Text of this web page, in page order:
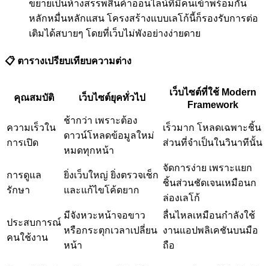
ขยายเป็นห้างสรรพสินค้าออนไลน์ที่มีคนเข้าพร้อมกัน
หลักหมื่นหลักแสน โครงสร้างแบบเลโก้นี้ก็รองรับการต่อ
เติมได้สบายๆ โดยที่เว็บไม่พังอย่างง่ายดาย
📋 ตารางเปรียบเทียบความต่าง
คุณสมบัติ เว็บไซต์ยุคทั่วไป
เว็บไซต์ที่ใช้ Modern
Framework
ความเร็วใน
การเปิด
ช้ากว่า เพราะต้อง
ดาวน์โหลดข้อมูลใหม่
หมดทุกหน้า
เร็วมาก โหลดเฉพาะชิ้น
ส่วนที่จำเป็นในวินาทีนั้น
การดูแล
รักษา
ยิ่งเว็บใหญ่ ยิ่งตรวจเช็ก
และแก้ไขโค้ดยาก
จัดการง่าย เพราะแยก
ชิ้นส่วนชัดเจนเหมือนก
ล่องเลโก้
ประสบการณ์
คนใช้งาน
มีจังหวะหน้าจอขาว
หรือกระตุกเวลาเปลี่ยน
หน้า
ลื่นไหลเหมือนกำลังใช้
งานแอปพลิเคชันบนมือ
ถือ